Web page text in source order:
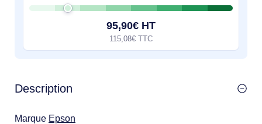
95,90€ HT
115,08€ TTC
Description
Marque Epson